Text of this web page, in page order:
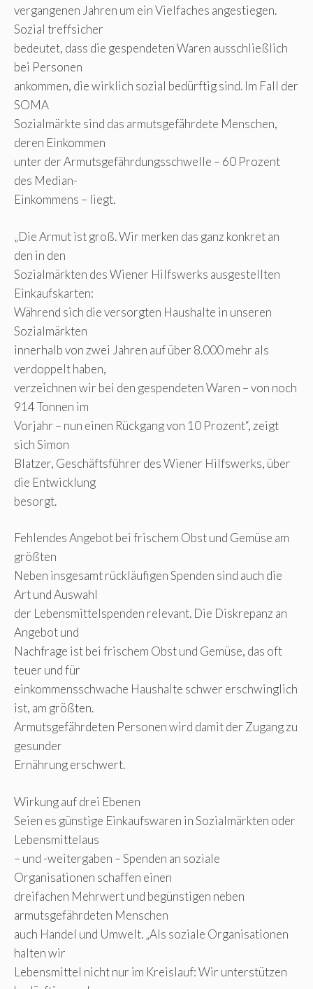
vergangenen Jahren um ein Vielfaches angestiegen.
Sozial treffsicher
bedeutet, dass die gespendeten Waren ausschließlich
bei Personen
ankommen, die wirklich sozial bedürftig sind. Im Fall der
SOMA
Sozialmärkte sind das armutsgefährdete Menschen,
deren Einkommen
unter der Armutsgefährdungsschwelle – 60 Prozent
des Median-
Einkommens – liegt.
„Die Armut ist groß. Wir merken das ganz konkret an
den in den
Sozialmärkten des Wiener Hilfswerks ausgestellten
Einkaufskarten:
Während sich die versorgten Haushalte in unseren
Sozialmärkten
innerhalb von zwei Jahren auf über 8.000 mehr als
verdoppelt haben,
verzeichnen wir bei den gespendeten Waren – von noch
914 Tonnen im
Vorjahr – nun einen Rückgang von 10 Prozent“, zeigt
sich Simon
Blatzer, Geschäftsführer des Wiener Hilfswerks, über
die Entwicklung
besorgt.
Fehlendes Angebot bei frischem Obst und Gemüse am
größten
Neben insgesamt rückläufigen Spenden sind auch die
Art und Auswahl
der Lebensmittelspenden relevant. Die Diskrepanz an
Angebot und
Nachfrage ist bei frischem Obst und Gemüse, das oft
teuer und für
einkommensschwache Haushalte schwer erschwinglich
ist, am größten.
Armutsgefährdeten Personen wird damit der Zugang zu
gesunder
Ernährung erschwert.
Wirkung auf drei Ebenen
Seien es günstige Einkaufswaren in Sozialmärkten oder
Lebensmittelaus
– und -weitergaben – Spenden an soziale
Organisationen schaffen einen
dreifachen Mehrwert und begünstigen neben
armutsgefährdeten Menschen
auch Handel und Umwelt. „Als soziale Organisationen
halten wir
Lebensmittel nicht nur im Kreislauf: Wir unterstützen